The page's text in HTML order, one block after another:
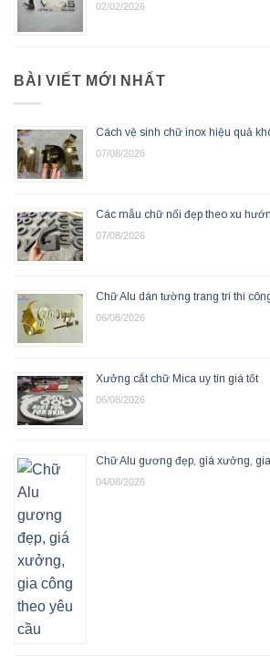
02/02/2026
BÀI VIẾT MỚI NHẤT
Cách vệ sinh chữ inox hiệu quả
07/08/2026
Các mẫu chữ nổi đẹp theo xu
07/08/2026
Chữ Alu dán tường trang trí thi
06/08/2026
Xưởng cắt chữ Mica uy tín giá tốt
06/08/2026
Chữ Alu gương đẹp, giá xưởng,
04/08/2026